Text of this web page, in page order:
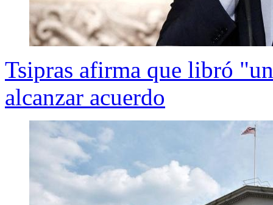
Tsipras afirma que libró
alcanzar acuerdo